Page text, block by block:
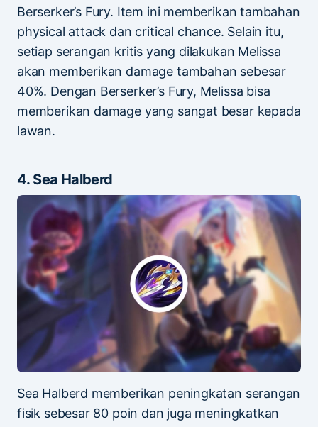
Berserker’s Fury. Item ini memberikan tambahan
physical attack dan critical chance. Selain itu,
setiap serangan kritis yang dilakukan Melissa
akan memberikan damage tambahan sebesar
40%. Dengan Berserker’s Fury, Melissa bisa
memberikan damage yang sangat besar kepada
lawan.
4. Sea Halberd
Sea Halberd memberikan peningkatan serangan
fisik sebesar 80 poin dan juga meningkatkan